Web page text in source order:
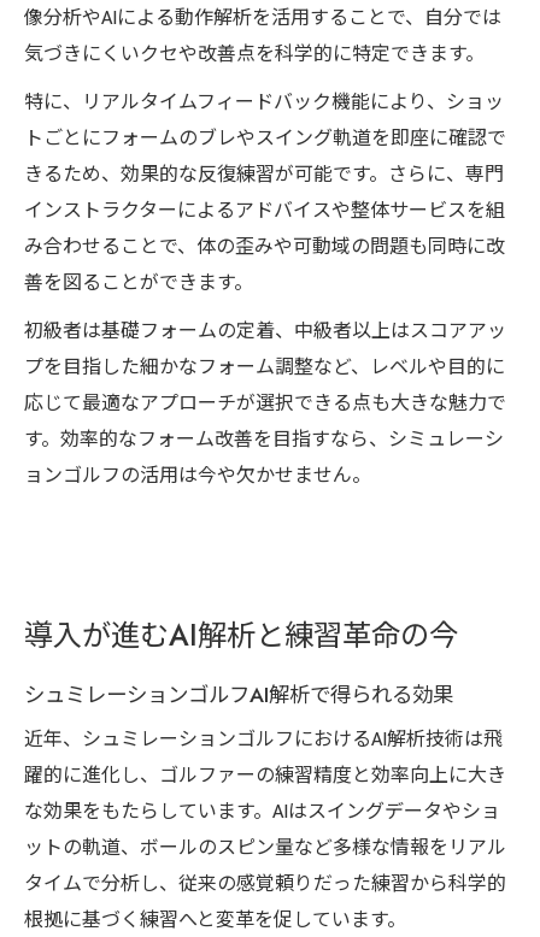
像分析やAIによる動作解析を活用することで、自分では
気づきにくいクセや改善点を科学的に特定できます。
特に、リアルタイムフィードバック機能により、ショッ
トごとにフォームのブレやスイング軌道を即座に確認で
きるため、効果的な反復練習が可能です。さらに、専門
インストラクターによるアドバイスや整体サービスを組
み合わせることで、体の歪みや可動域の問題も同時に改
善を図ることができます。
初級者は基礎フォームの定着、中級者以上はスコアアッ
プを目指した細かなフォーム調整など、レベルや目的に
応じて最適なアプローチが選択できる点も大きな魅力で
す。効率的なフォーム改善を目指すなら、シミュレーシ
ョンゴルフの活用は今や欠かせません。
導入が進むAI解析と練習革命の今
シュミレーションゴルフAI解析で得られる効果
近年、シュミレーションゴルフにおけるAI解析技術は飛
躍的に進化し、ゴルファーの練習精度と効率向上に大き
な効果をもたらしています。AIはスイングデータやショ
ットの軌道、ボールのスピン量など多様な情報をリアル
タイムで分析し、従来の感覚頼りだった練習から科学的
根拠に基づく練習へと変革を促しています。